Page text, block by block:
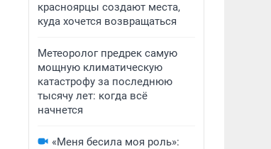
красноярцы создают места,
куда хочется возвращаться
Метеоролог предрек самую
мощную климатическую
катастрофу за последнюю
тысячу лет: когда всё
начнется
«Меня бесила моя роль»: